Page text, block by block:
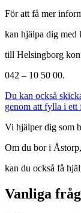
För att få mer
kan hjälpa dig med
till Helsingborg
042 – 10 50 00.
Du kan också
genom att fylla i ett
Vi hjälper dig som
Om du bor i
kan du också få
Vanliga